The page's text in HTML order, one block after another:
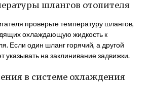
шлангов отопителя
проверьте температуру шлангов,
охлаждающую жидкость к
Если один шланг горячий, а другой
указывать на заклинивание задвижки.
в системе охлаждения